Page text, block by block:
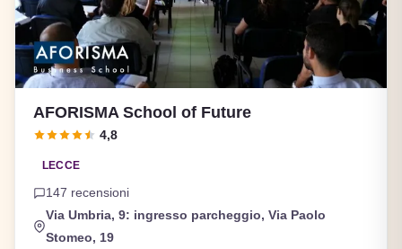
AFORISMA School of Future
4,8
LECCE
147 recensioni
Via Umbria, 9: ingresso parcheggio, Via Paolo
Stomeo, 19